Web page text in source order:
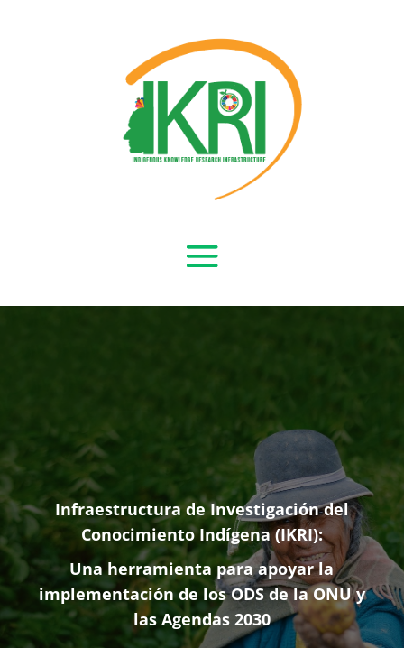
Infraestructura de Investigación del
Conocimiento Indígena (IKRI):
Una herramienta para apoyar la
implementación de los ODS de la ONU y
las Agendas 2030